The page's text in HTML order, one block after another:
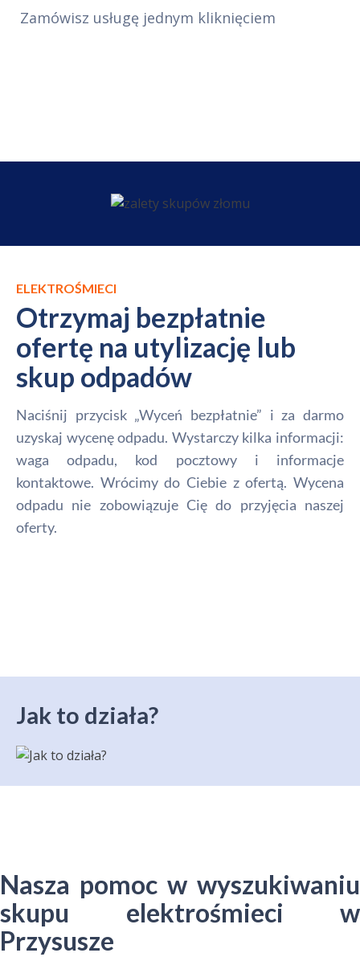
Zamówisz usługę jednym kliknięciem
ELEKTROŚMIECI
Otrzymaj bezpłatnie
ofertę na utylizację lub
skup odpadów
Naciśnij przycisk „Wyceń bezpłatnie” i za darmo
uzyskaj wycenę odpadu. Wystarczy kilka informacji:
waga odpadu, kod pocztowy i informacje
kontaktowe. Wrócimy do Ciebie z ofertą. Wycena
odpadu nie zobowiązuje Cię do przyjęcia naszej
oferty.
Jak to działa?
Nasza pomoc w wyszukiwaniu
skupu elektrośmieci w
Przysusze